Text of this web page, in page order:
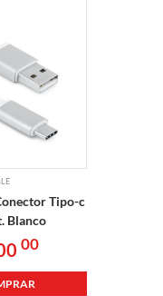
Tipo-c
Blanco
00